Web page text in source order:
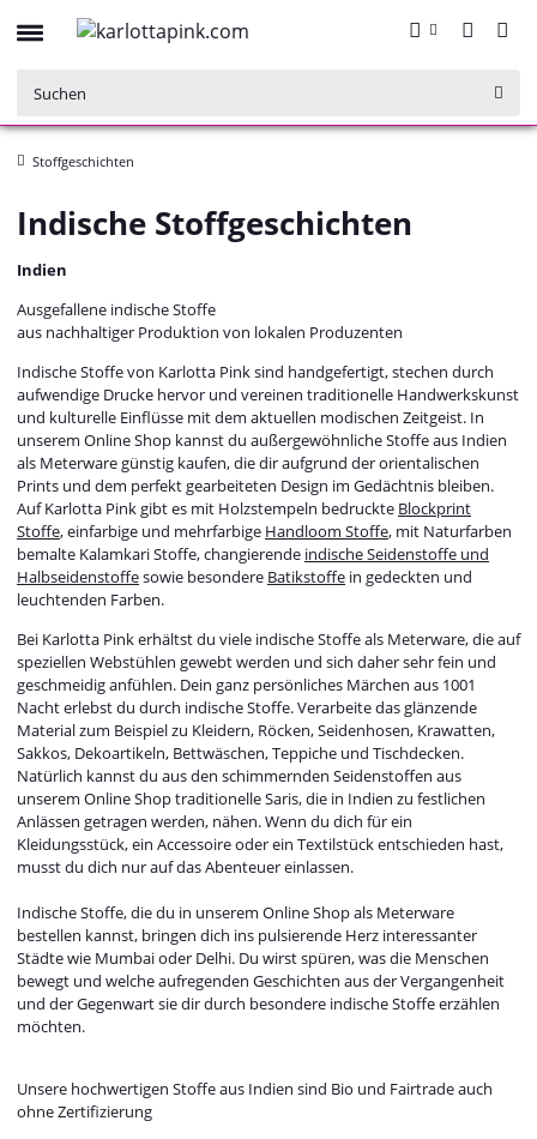
Stoffgeschichten
Indische Stoffgeschichten
Indien
Ausgefallene indische Stoffe
aus nachhaltiger Produktion von lokalen Produzenten
Indische Stoffe von Karlotta Pink sind handgefertigt, stechen durch
aufwendige Drucke hervor und vereinen traditionelle Handwerkskunst
und kulturelle Einflüsse mit dem aktuellen modischen Zeitgeist. In
unserem Online Shop kannst du außergewöhnliche Stoffe aus Indien
als Meterware günstig kaufen, die dir aufgrund der orientalischen
Prints und dem perfekt gearbeiteten Design im Gedächtnis bleiben.
Auf Karlotta Pink gibt es mit Holzstempeln bedruckte Blockprint
Stoffe, einfarbige und mehrfarbige Handloom Stoffe, mit Naturfarben
bemalte Kalamkari Stoffe, changierende indische Seidenstoffe und
Halbseidenstoffesowie besondere Batikstoffe in gedeckten und
leuchtenden Farben.
Bei Karlotta Pink erhältst du viele indische Stoffe als Meterware, die auf
speziellen Webstühlen gewebt werden und sich daher sehr fein und
geschmeidig anfühlen. Dein ganz persönliches Märchen aus 1001
Nacht erlebst du durch indische Stoffe. Verarbeite das glänzende
Material zum Beispiel zu Kleidern, Röcken, Seidenhosen, Krawatten,
Sakkos, Dekoartikeln, Bettwäschen, Teppiche und Tischdecken.
Natürlich kannst du aus den schimmernden Seidenstoffen aus
unserem Online Shop traditionelle Saris, die in Indien zu festlichen
Anlässen getragen werden, nähen. Wenn du dich für ein
Kleidungsstück, ein Accessoire oder ein Textilstück entschieden hast,
musst du dich nur auf das Abenteuer einlassen.
Indische Stoffe, die du in unserem Online Shop als Meterware
bestellen kannst, bringen dich ins pulsierende Herz interessanter
Städte wie Mumbai oder Delhi. Du wirst spüren, was die Menschen
bewegt und welche aufregenden Geschichten aus der Vergangenheit
und der Gegenwart sie dir durch besondere indische Stoffe erzählen
möchten.
Unsere hochwertigen Stoffe aus Indien sind Bio und Fairtrade auch
ohne Zertifizierung